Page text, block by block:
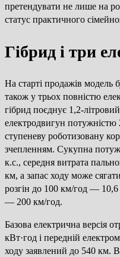
претендувати не лише на
статус практичного
Гібрид і три
На старті продажів модель
також у трьох повністю
гібрид поєднує 1,2-
електродвигун потужністю
ступеневу роботизовану
зчепленням. Сукупна
к.с., середня витрата
км, а запас ходу може
розгін до 100 км/год —
— 200 км/год.
Базова електрична версія
кВт·год і передній
ходу заявлений до 540 км.